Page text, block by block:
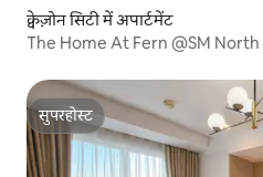
क्वेज़ोन सिटी में अपार्टमेंट
The Home At Fern @SM North
सुपरहोस्ट
सुपरहोस्ट